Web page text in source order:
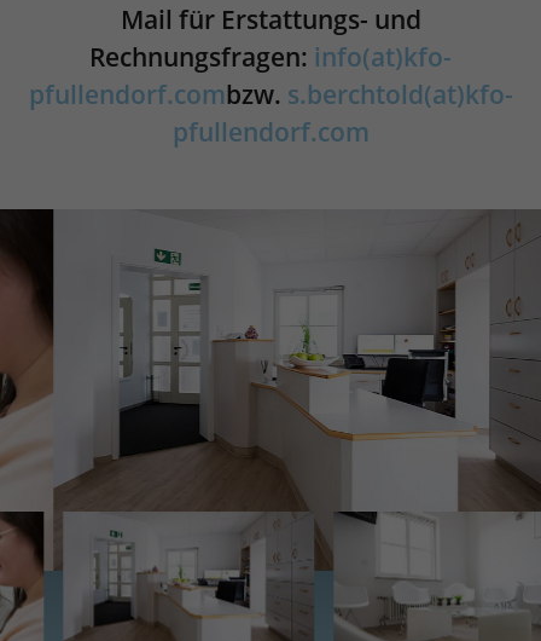
Mail für Erstattungs- und
Rechnungsfragen: info(at)kfo-
pfullendorf.combzw. s.berchtold(at)kfo-
pfullendorf.com